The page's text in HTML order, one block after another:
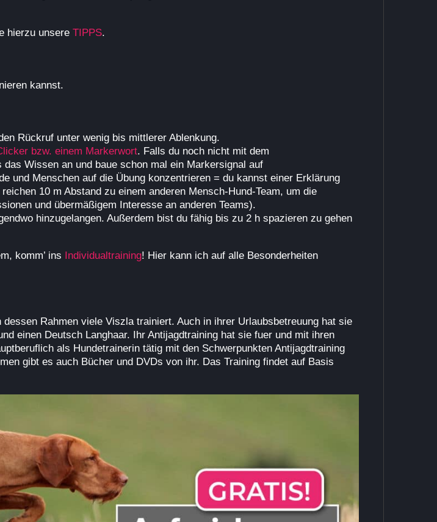
hierzu unsere TIPPS.
kannst.
Rückruf unter wenig bis mittlerer Ablenkung.
bzw. einem Markerwort. Falls du noch nicht mit dem
Wissen an und baue schon mal ein Markersignal auf
und Menschen auf die Übung konzentrieren = du kannst einer Erklärung
10 m Abstand zu einem anderen Mensch-Hund-Team, um die
und übermäßigem Interesse an anderen Teams).
hinzugelangen. Außerdem bist du fähig bis zu 2 h spazieren zu gehen
komm’ ins Individualtraining! Hier kann ich auf alle Besonderheiten
Rahmen viele Viszla trainiert. Auch in ihrer Urlaubsbetreuung hat sie
einen Deutsch Langhaar. Ihr Antijagdtraining hat sie fuer und mit ihren
als Hundetrainerin tätig mit den Schwerpunkten Antijagdtraining
gibt es auch Bücher und DVDs von ihr. Das Training findet auf Basis